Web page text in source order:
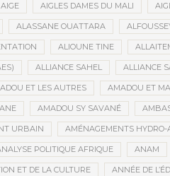
AIGE AIGLES DAMES DU MALI
ALASSANE OUATTARA
ALIOUNE TINE
ALLIANCE SAHEL ALLIANCE
ET LES AUTRES AMADOU ET
AMADOU SY SAVANÉ
URBAIN AMÉNAGEMENTS HYDRO-
POLITIQUE AFRIQUE ANAM
ET DE LA CULTURE ANNÉE DE